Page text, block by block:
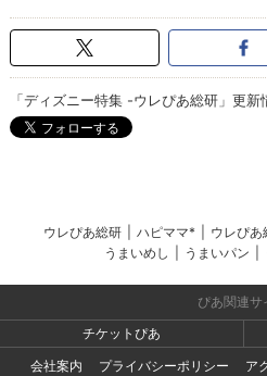
「ディズニー特集 -ウレぴあ総研」更
ウレぴあ総研 ハピママ* ウレぴあ
うまいめし
うまいパン
ぴあ関連サ
チケットぴあ
会社案内
プライバシーポリシー
ア